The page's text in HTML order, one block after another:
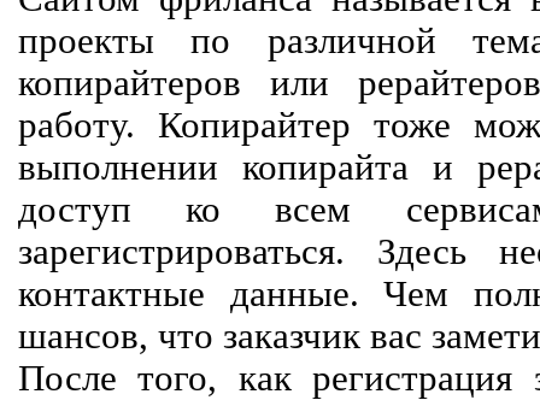
проекты по различной
копирайтеров или
работу. Копирайтер тоже
выполнении копирайта и
доступ ко всем
зарегистрироваться. Здесь
контактные данные. Чем
шансов, что заказчик вас
После того, как регистрация